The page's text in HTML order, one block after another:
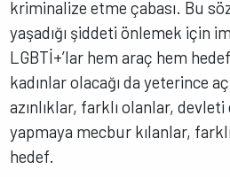
kriminalize etme çabası. Bu
yaşadığı şiddeti önlemek için
LGBTİ+’lar hem araç hem
kadınlar olacağı da yeterince
azınlıklar, farklı olanlar,
yapmaya mecbur kılanlar,
hedef.